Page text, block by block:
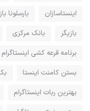
اینستاسازان
بارسلونا
بازیگر
بانک مرکزی
برنامه قرعه کشی
بستن کامنت اینستا
بهترین ربات اینستاگرام